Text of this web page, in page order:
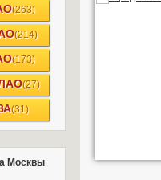
(263)
(214)
(173)
(27)
(31)
Москвы